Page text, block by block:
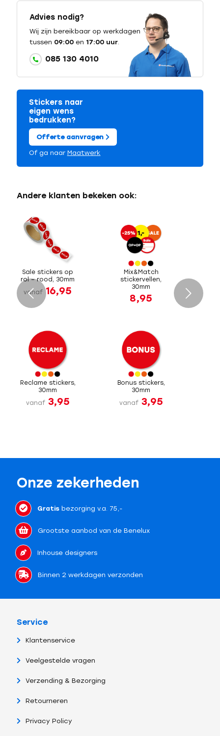
Advies nodig?
Wij zijn bereikbaar op werkdagen
tussen 09:00en 17:00 uur.
085 130 4010
Stickers naar
eigen wens
bedrukken?
Offerte aanvragen
Of ga naar Maatwerk
Andere klanten bekeken ook:
Sale stickers op
rol – rood, 30mm
vanaf 16,95
Mix&Match
stickervellen,
30mm
8,95
Reclame stickers,
30mm
vanaf 3,95
Bonus stickers,
30mm
vanaf 3,95
Volgende
Onze zekerheden
Gratisbezorging v.a. 75,-
Grootste aanbod van de Benelux
Inhouse designers
Binnen 2 werkdagen verzonden
Service
Klantenservice
Veelgestelde vragen
Verzending & Bezorging
Retourneren
Privacy Policy